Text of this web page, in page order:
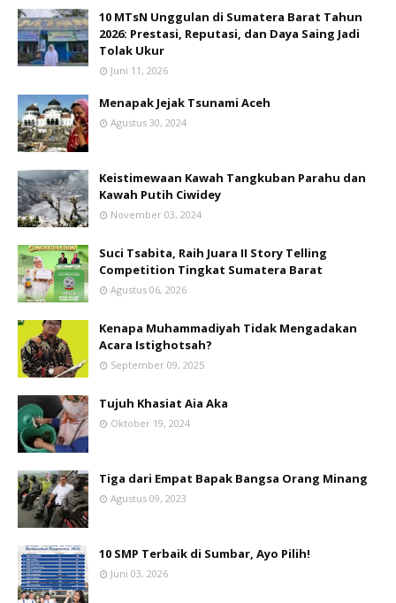
10 MTsN Unggulan di Sumatera Barat Tahun
2026: Prestasi, Reputasi, dan Daya Saing Jadi
Tolak Ukur
Juni 11, 2026
Menapak Jejak Tsunami Aceh
Agustus 30, 2024
Keistimewaan Kawah Tangkuban Parahu dan
Kawah Putih Ciwidey
November 03, 2024
Suci Tsabita, Raih Juara II Story Telling
Competition Tingkat Sumatera Barat
Agustus 06, 2026
Kenapa Muhammadiyah Tidak Mengadakan
Acara Istighotsah?
September 09, 2025
Tujuh Khasiat Aia Aka
Oktober 19, 2024
Tiga dari Empat Bapak Bangsa Orang Minang
Agustus 09, 2023
10 SMP Terbaik di Sumbar, Ayo Pilih!
Juni 03, 2026